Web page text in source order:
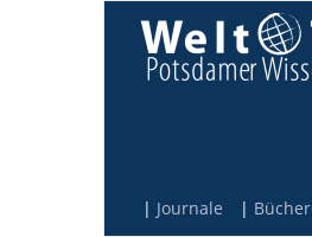
Journale Bücher